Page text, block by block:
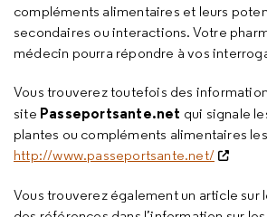
compléments alimentaires et leurs
secondaires ou interactions. Votre
médecin pourra répondre à vos
Vous trouverez toutefois des
site Passeportsante.net qui signale
plantes ou compléments alimentaires
http://www.passeportsante.net/
Vous trouverez également un article sur